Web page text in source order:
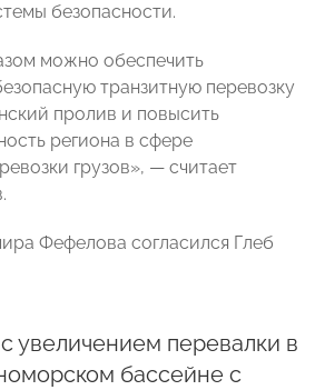
безопасности.
можно обеспечить
транзитную перевозку
пролив и повысить
региона в сфере
грузов», — считает
Фефелова согласился Глеб
увеличением перевалки в
бассейне с